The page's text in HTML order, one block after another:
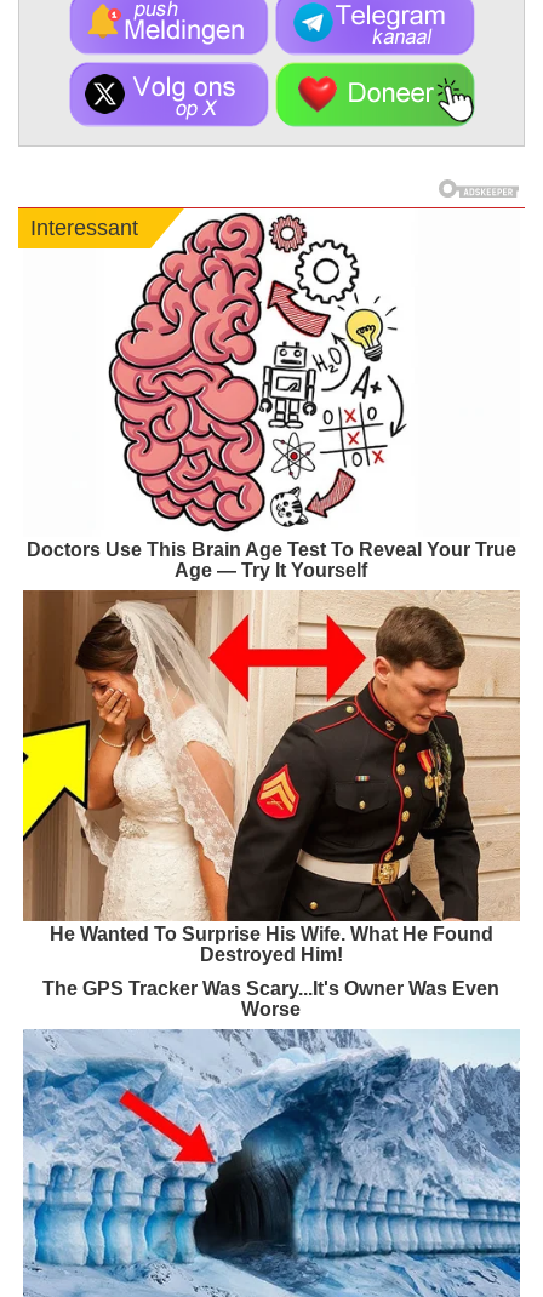
Interessant
Doctors Use This Brain Age Test To Reveal Your True
Age — Try It Yourself
He Wanted To Surprise His Wife. What He Found
Destroyed Him!
The GPS Tracker Was Scary...It's Owner Was Even
Worse